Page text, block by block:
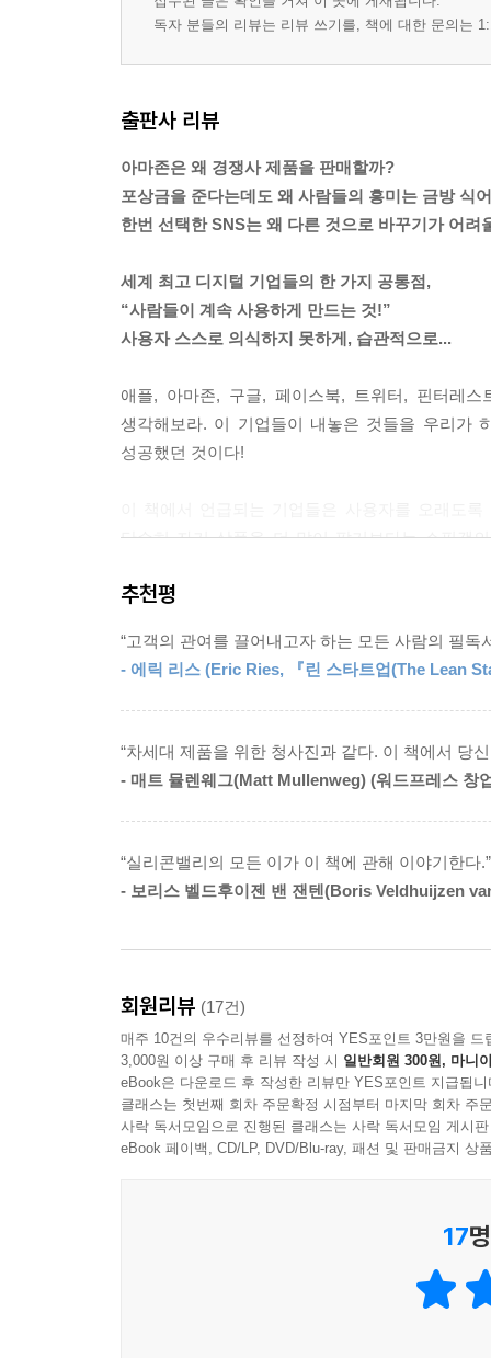
독자 분들의 리뷰는 리뷰 쓰기를, 책에 대한 문의는
출판사 리뷰
아마존은 왜 경쟁사 제품을 판매할까?
포상금을 준다는데도 왜 사람들의 흥미는 금방 식
한번 선택한 SNS는 왜 다른 것으로 바꾸기가 어려
세계 최고 디지털 기업들의 한 가지 공통점,
“사람들이 계속 사용하게 만드는 것!”
사용자 스스로 의식하지 못하게, 습관적으로...
애플, 아마존, 구글, 페이스북, 트위터, 핀터레
생각해보라. 이 기업들이 내놓은 것들을 우리가
성공했던 것이다!
단순히 자기 상품을 더 많이 팔기보다는 쇼핑객
심플하게 수정해 사용자의 이용 부담을 덜어준
저자는 인간과 컴퓨터의 상호작용, 소비자 심
컨설팅하며 얻은 새로운 통찰을 엮어 이 책을 썼
무엇보다 이 책의 목표는 제품이나 서비스를
사용자의 문제와 고통, 불편을 해결해주면, 사용
굳어지는 마법의 프로세스가 발현된다. 그리고 이
이 책의 원제인 ‘훅(Hooked)’의 사전적 의미에는
컨설팅 경험과 연구를 통해 고안한 훅(Hook) 모
만드는 사업 전략이다.
훅 모델은 트리거(trigger), 행동(action), 가변적
제대로 반복하기만 한다면 기업은 원하는 대로 사
2. 행동: 보상을 기대하면서 수행하는 아주 간단한
3. 가변적 보상: 사용자의 관심과 흥미를 계속 유지
4. 투자: 해당 제품이나 서비스에 쏟는 물리적, 시
추천평
“고객의 관여를 끌어내고자 하는 모든 사람의 필독
- 에릭 리스 (Eric Ries, 『린 스타트업(The Lean
“차세대 제품을 위한 청사진과 같다. 이 책에서 당
- 매트 뮬렌웨그(Matt Mullenweg) (워드프레스 창
“실리콘밸리의 모든 이가 이 책에 관해 이야기한다.”
- 보리스 벨드후이젠 밴 잰텐(Boris Veldhuijzen
회원리뷰 (17건)
매주 10건의 우수리뷰를 선정하여 YES포인트 3만원을 드
3,000원 이상 구매 후 리뷰 작성 시 일반회원 300원, 마니
eBook은 다운로드 후 작성한 리뷰만 YES포인트 지급됩니
클래스는 첫번째 회차 주문확정 시점부터 마지막 회차 주
사락 독서모임으로 진행된 클래스는 사락 독서모임 게시
eBook 페이백, CD/LP, DVD/Blu-ray, 패션 및 판매금지 상
17